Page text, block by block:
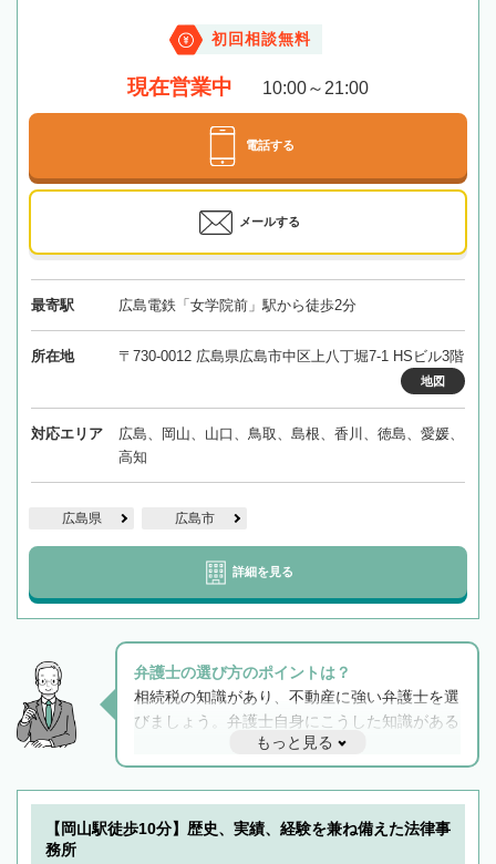
初回相談無料
現在営業中 10:00～21:00
電話する
メールする
最寄駅 広島電鉄「女学院前」駅から徒歩2分
所在地 〒730-0012 広島県広島市中区上八丁堀7-1 HSビル3階
地図
対応エリア
広島、岡山、山口、鳥取、島根、香川、徳島、愛媛、
高知
広島県 広島市
詳細を見る
弁護士の選び方のポイントは？
相続税の知識があり、不動産に強い弁護士を選
びましょう。弁護士自身にこうした知識がある
と他士業との連携もスムーズに進み、トラブル
解決のみならず相続をトータルで任せることが
できます。また、相続は感情がからむ分野なの
でフィーリングも重要です。実際に電話や面談
で複数の弁護士と会話をしてウマが合う方に依
もっと見る
【岡山駅徒歩10分】歴史、実績、経験を兼ね備えた法律事
務所